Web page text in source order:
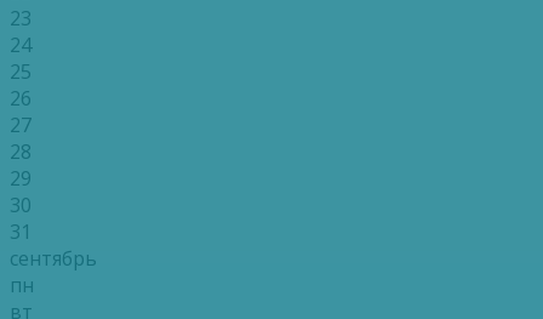
23
24
25
26
27
28
29
30
31
сентябрь
пн
вт